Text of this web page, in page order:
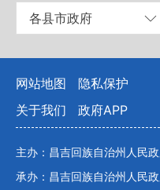
各县市政府
网站地图 隐私保护
关于我们
政府APP
主办：昌吉回族自治州人民
承办：昌吉回族自治州人民